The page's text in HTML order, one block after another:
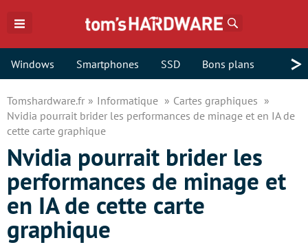
Windows Smartphones SSD Bons plans >
Tomshardware.fr Informatique
Cartes graphiques
Nvidia pourrait brider les performances de minage et en IA de
cette carte graphique
Nvidia pourrait brider les
performances de minage et
en IA de cette carte
graphique